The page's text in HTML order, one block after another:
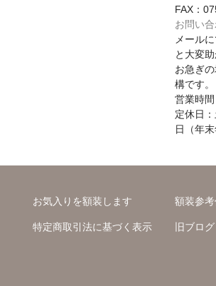
FAX：
お問い
メール
と大変助
お急ぎ
構です。
営業時
定休日
日（年末
お気入りを額装します 額装参
特定商取引法に基づく表示 旧ブログ